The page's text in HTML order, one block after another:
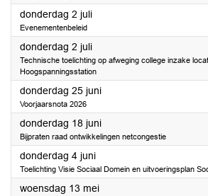
donderdag 2 juli2026
Evenementenbeleid
donderdag 2 juli2026
Technische toelichting op afweging college inzake
Hoogspanningsstation
donderdag 25 juni2026
Voorjaarsnota 2026
donderdag 18 juni2026
Bijpraten raad ontwikkelingen netcongestie
donderdag 4 juni2026
Toelichting Visie Sociaal Domein en uitvoeringsplan
woensdag 13 mei2026